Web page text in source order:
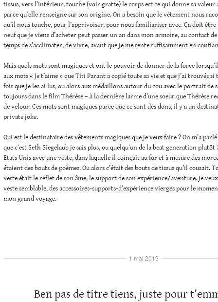
tissus, vers l’intérieur, touche (voir gratte) le corps est ce qui donne sa valeur
parce qu’elle renseigne sur son origine. On a besoin que le vêtement nous
qu’il nous touche, pour l’apprivoiser, pour nous familiariser avec. Ça doit être
neuf que je viens d’acheter peut passer un an dans mon armoire, au contact
temps de s’acclimater, de vivre, avant que je me sente suffisamment en
Mais quels mots sont magiques et ont le pouvoir de donner de la force
aux mots « Je t’aime » que Titi Parant a copié toute sa vie et que j’ai trouvés
fois que je les ai lus, ou alors aux médaillons autour du cou avec le portrait de
toujours dans le film Thérèse – à la dernière larme d’une soeur que Thérèse
de velour. Ces mots sont magiques parce que ce sont des dons, il y a un
private joke.
Qui est le destinataire des vêtements magiques que je veux faire ? On m’a
que c’est Seth Siegelaub je sais plus, ou quelqu’un de la beat generation plutôt
Etats Unis avec une veste, dans laquelle il coinçait au fur et à mesure des
étaient des bouts de poèmes. Ou alors c’était des bouts de tissus qu’il cousait.
veste était le reflet de son âme, le support de son expérience/aventure. Je
veste semblable, des accessoires-supports-d’expérience vierges pour le
mon grand voyage.
Ben pas de titre tiens, juste pour
1 mai 2019